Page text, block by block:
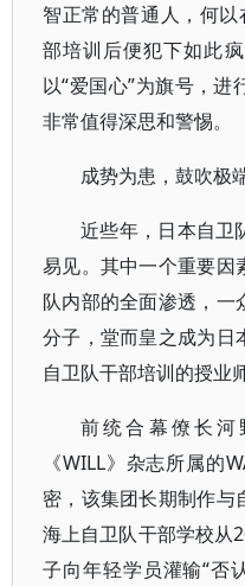
智正常的普通人，何
部培训后便犯下如此
以“爱国心”为旗号，进
非常值得深思和警惕。
成势为患，鼓吹极
近些年，日本自卫
易见。其中一个重要因
队内部的全面渗透，一
分子，堂而皇之成为日
自卫队干部培训的授业师
前统合幕僚长
《WILL》杂志所属的
密，该集团长期制作与
海上自卫队干部学校从
子向年轻学员灌输“否